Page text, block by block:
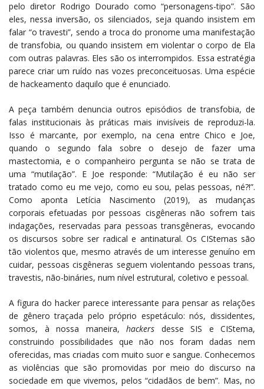
pelo diretor Rodrigo Dourado como “personagens-tipo”. São
eles, nessa inversão, os silenciados, seja quando insistem em
falar “o travesti”, sendo a troca do pronome uma manifestação
de transfobia, ou quando insistem em violentar o corpo de Ela
com outras palavras. Eles são os interrompidos. Essa estratégia
parece criar um ruído nas vozes preconceituosas. Uma espécie
de hackeamento daquilo que é enunciado.
A peça também denuncia outros episódios de transfobia, de
falas institucionais às práticas mais invisíveis de reproduzi-la.
Isso é marcante, por exemplo, na cena entre Chico e Joe,
quando o segundo fala sobre o desejo de fazer uma
mastectomia, e o companheiro pergunta se não se trata de
uma “mutilação”. E Joe responde: “Mutilação é eu não ser
tratado como eu me vejo, como eu sou, pelas pessoas, né?!”.
Como aponta Letícia Nascimento (2019), as mudanças
corporais efetuadas por pessoas cisgêneras não sofrem tais
indagações, reservadas para pessoas transgêneras, evocando
os discursos sobre ser radical e antinatural. Os CIStemas são
tão violentos que, mesmo através de um interesse genuíno em
cuidar, pessoas cisgêneras seguem violentando pessoas trans,
travestis, não-bináries, num nível estrutural, coletivo e pessoal.
A figura do hacker parece interessante para pensar as relações
de gênero traçada pelo próprio espetáculo: nós, dissidentes,
somos, à nossa maneira, hackers desse SIS e CIStema,
construindo possibilidades que não nos foram dadas nem
oferecidas, mas criadas com muito suor e sangue. Conhecemos
as violências que são promovidas por meio do discurso na
sociedade em que vivemos, pelos “cidadãos de bem”. Mas, no